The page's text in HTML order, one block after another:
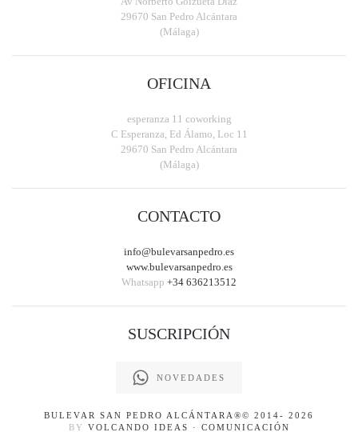
29670 San Pedro Alcántara
(Málaga)
OFICINA
esperanza 11 coworking
C Esperanza, Ed Álamo, Loc 11
29670 San Pedro Alcántara
(Málaga)
CONTACTO
info@bulevarsanpedro.es
www.bulevarsanpedro.es
Whatsapp +34 636213512
SUSCRIPCIÓN
NOVEDADES
BULEVAR SAN PEDRO ALCÁNTARA ®© 2014- 2026
BY VOLCANDO IDEAS · COMUNICACIÓN